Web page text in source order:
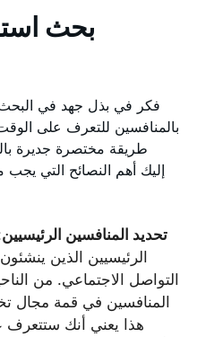
فكر في بذل جهد في البحث
بالمنافسين للتعرف على
طريقة مختصرة جديرة
تحديد المنافسين الرئيسيين
الرئيسيين الذين
التواصل الاجتماعي. من
المنافسين في قمة
هذا يعني أنك